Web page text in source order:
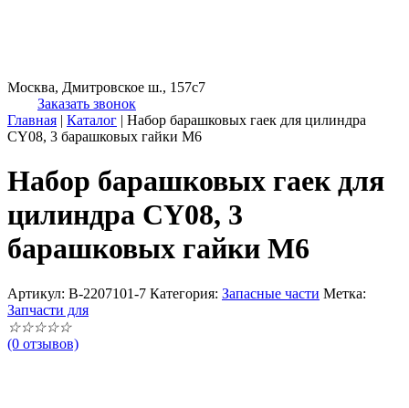
Москва, Дмитровское ш., 157с7
Заказать звонок
Главная | Каталог | Набор барашковых гаек для цилиндра
CY08, 3 барашковых гайки M6
Набор барашковых гаек для
цилиндра CY08, 3
барашковых гайки M6
Артикул: B-2207101-7 Категория: Запасные части Метка:
Запчасти для
☆☆☆☆☆
(0 отзывов)